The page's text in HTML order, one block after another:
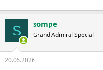
S sompe
Grand Admiral Special
20.06.2026